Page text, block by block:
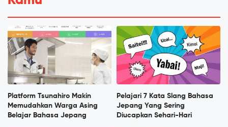
Platform Tsunahiro Makin
Memudahkan Warga Asing
Belajar Bahasa Jepang
Pelajari 7 Kata Slang Bahasa
Jepang Yang Sering
Diucapkan Sehari-Hari